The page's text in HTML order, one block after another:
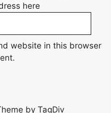
here
website in this browser
by TagDiv